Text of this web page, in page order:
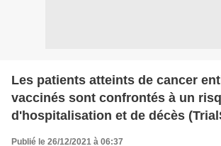
Les patients atteints de cancer
vaccinés sont confrontés à un
d'hospitalisation et de décès
Publié le 26/12/2021 à 06:37